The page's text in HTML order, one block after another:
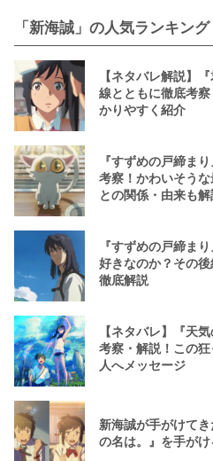
「新海誠」の人気ランキング
【ネタバレ解説】
線とともに徹底考
かりやすく紹介
『すずめの戸締ま
考察！かわいそう
との関係・由来も
『すずめの戸締ま
好きなのか？その
徹底解説
【ネタバレ】『天
考察・解説！この
人へメッセージ
新海誠が手がけて
の名は。』を手が